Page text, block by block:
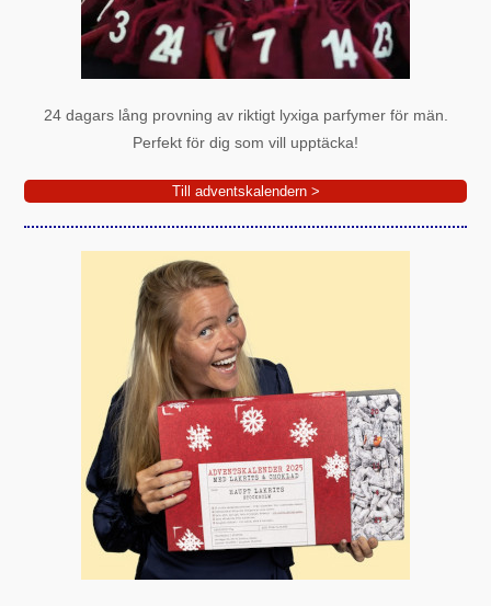
24 dagars lång provning av riktigt lyxiga parfymer för män.
Perfekt för dig som vill upptäcka!
Till adventskalendern >